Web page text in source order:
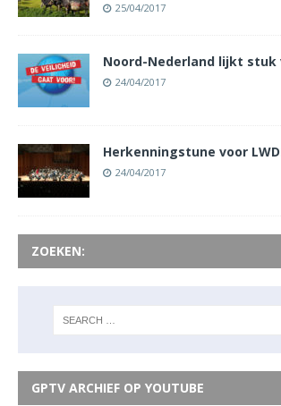
25/04/2017
Noord-Nederland lijkt stuk
24/04/2017
Herkenningstune voor
24/04/2017
ZOEKEN:
GPTV ARCHIEF OP YOUTUBE